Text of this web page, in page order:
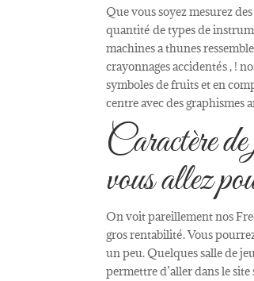
Que vous soyez mesurez
quantité de types de
machines a thunes
crayonnages accidentés , !
symboles de fruits et en
centre avec des graphismes
Caractère
vous allez
On voit pareillement nos
gros rentabilité. Vous
un peu. Quelques salle de
permettre d’aller dans le